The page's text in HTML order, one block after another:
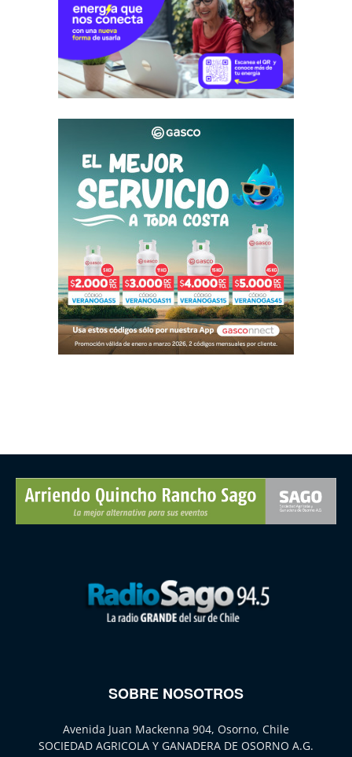
SOBRE NOSOTROS
Avenida Juan Mackenna 904, Osorno, Chile
SOCIEDAD AGRICOLA Y GANADERA DE OSORNO A.G.